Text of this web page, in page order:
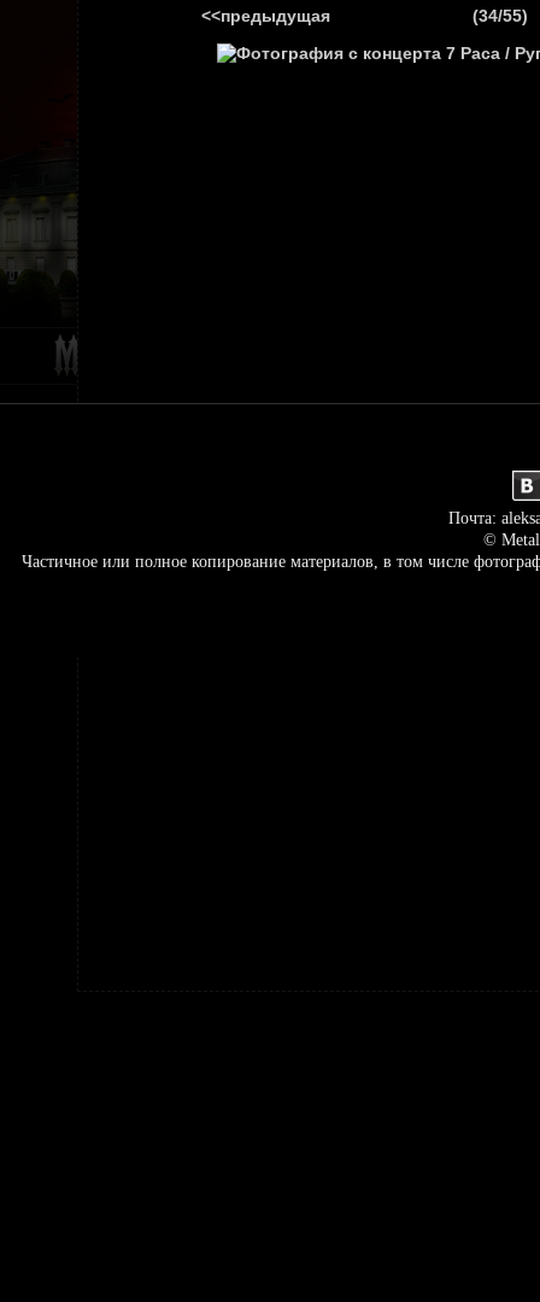
<<предыдущая (34/55)
Почта:
©
Частичное или полное копирование материалов, в том числе